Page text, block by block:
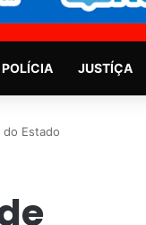
POLÍCIA JUSTÍÇA
do Estado